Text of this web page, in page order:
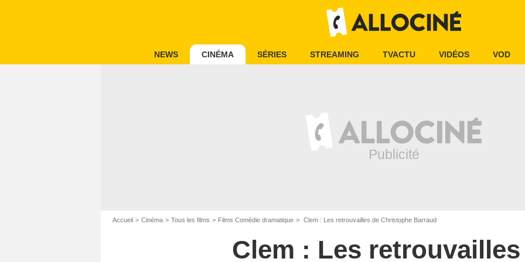
NEWS CINÉMA SÉRIES STREAMING TVACTU VIDÉOS VOD
Accueil Cinéma Tous les films Films Comédie dramatique Clem : Les retrouvailles de Christophe Barraud
Clem : Les retrouvailles